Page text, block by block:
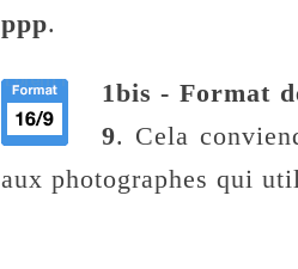
ppp.
1bis - Format
9. Cela
aux photographes qui